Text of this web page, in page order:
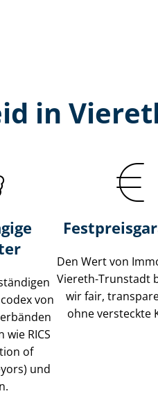
in
von
RICS
of
und
Den Wert von
Viereth-Trunstadt
wir fair,
ohne versteckte